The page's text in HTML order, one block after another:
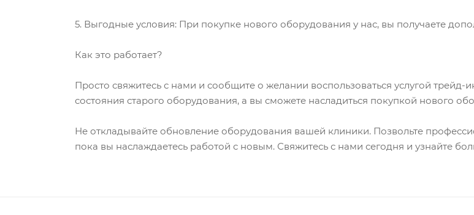
5. Выгодные условия: При покупке нового оборудования у нас, вы получаете
Как это работает?
Просто свяжитесь с нами и сообщите о желании воспользоваться услугой
состояния старого оборудования, а вы сможете насладиться покупкой нового
Не откладывайте обновление оборудования вашей клиники. Позвольте
пока вы наслаждаетесь работой с новым. Свяжитесь с нами сегодня и узнайте